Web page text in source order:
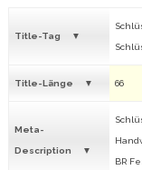
Title-Tag
Title-Länge 66
Meta-
Description
BR